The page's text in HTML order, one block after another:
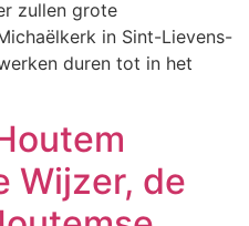
zullen grote
in Sint-Lievens-
duren tot in het
Wijzer, de